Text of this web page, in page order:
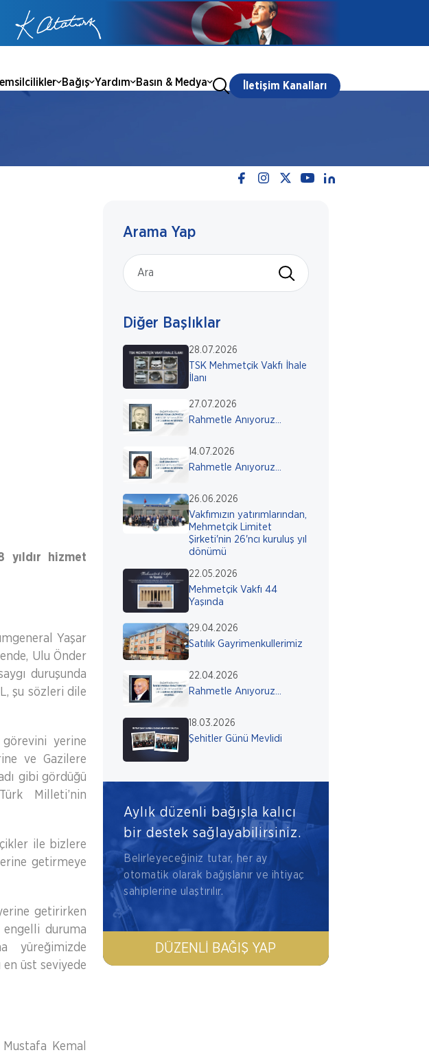
Bağış Yardım Basın & Medya İletişim Kanalları
yıldır hizmet
Yaşar
Ulu Önder
duruşunda
şu sözleri dile
yerine
ve Gazilere
gibi gördüğü
Milleti’nin
ile bizlere
getirmeye
getirirken
engelli duruma
yüreğimizde
en üst seviyede
Kemal
Arama Yap
Diğer Başlıklar
28.07.2026
TSK Mehmetçik Vakfı İhale
İlanı
27.07.2026
Rahmetle Anıyoruz...
14.07.2026
Rahmetle Anıyoruz...
26.06.2026
Vakfımızın yatırımlarından,
Mehmetçik Limitet
Şirketi'nin 26'ncı kuruluş yıl
dönümü
22.05.2026
Mehmetçik Vakfı 44
Yaşında
29.04.2026
Satılık Gayrimenkullerimiz
22.04.2026
Rahmetle Anıyoruz...
18.03.2026
Şehitler Günü Mevlidi
Aylık düzenli bağışla kalıcı
bir destek sağlayabilirsiniz.
Belirleyeceğiniz tutar, her ay
otomatik olarak bağışlanır ve ihtiyaç
sahiplerine ulaştırılır.
DÜZENLI BAĞIŞ YAP